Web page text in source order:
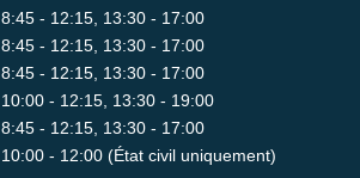
8:45 - 12:15, 13:30 - 17:00
8:45 - 12:15, 13:30 - 17:00
8:45 - 12:15, 13:30 - 17:00
10:00 - 12:15, 13:30 - 19:00
8:45 - 12:15, 13:30 - 17:00
10:00 - 12:00 (État civil uniquement)